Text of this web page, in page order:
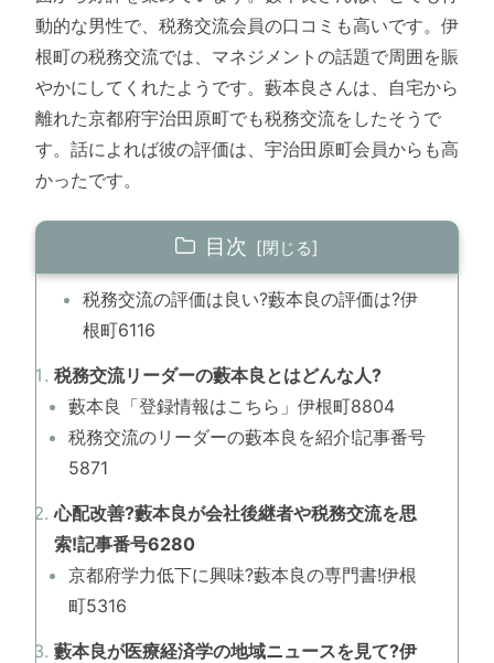
動的な男性で、税務交流会員の口コミも高いです。伊
根町の税務交流では、マネジメントの話題で周囲を賑
やかにしてくれたようです。藪本良さんは、自宅から
離れた京都府宇治田原町でも税務交流をしたそうで
す。話によれば彼の評価は、宇治田原町会員からも高
かったです。
目次
税務交流の評価は良い?藪本良の評価は?伊
根町6116
税務交流リーダーの藪本良とはどんな人?
藪本良「登録情報はこちら」伊根町8804
税務交流のリーダーの藪本良を紹介!記事番号
5871
心配改善?藪本良が会社後継者や税務交流を思
索!記事番号6280
京都府学力低下に興味?藪本良の専門書!伊根
町5316
藪本良が医療経済学の地域ニュースを見て?伊